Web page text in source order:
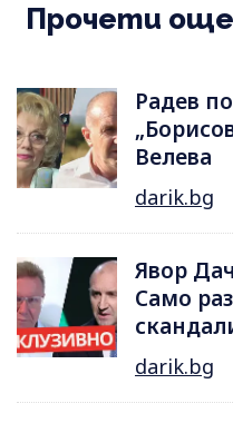
Прочети още
Радев
Велева
darik.bg
Явор
Само
darik.bg